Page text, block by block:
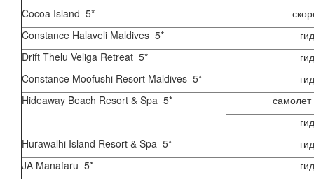
Cocoa Island 5*
Constance Halaveli Maldives 5*
Drift Thelu Veliga Retreat 5*
Constance Moofushi Resort Maldives 5*
Hideaway Beach Resort & Spa 5*
Hurawalhi Island Resort & Spa 5*
JA Manafaru 5*